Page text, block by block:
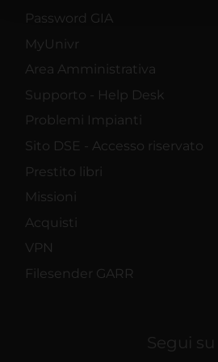
raccolto dal tuo utilizzo dei loro
Password GIA
MyUnivr
Area Amministrativa
Supporto - Help Desk
Problemi Impianti
Sito DSE - Accesso riservato
Prestito libri
Missioni
Acquisti
VPN
Filesender GARR
Segui su